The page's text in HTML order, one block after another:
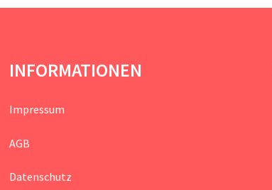
INFORMATIONEN
Impressum
AGB
Datenschutz